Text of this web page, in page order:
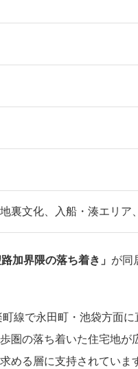
裏文化、入船・湊エリア
加界隈の落ち着き」 が同
線で永田町・池袋方面に
圏の落ち着いた住宅地
める層に支持されていま